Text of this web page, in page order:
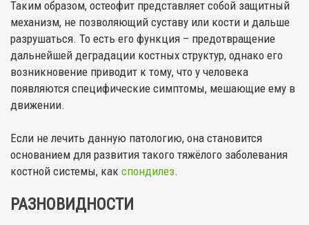
Таким образом, остеофит представляет собой защитный
механизм, не позволяющий суставу или кости и дальше
разрушаться. То есть его функция – предотвращение
дальнейшей деградации костных структур, однако его
возникновение приводит к тому, что у человека
появляются специфические симптомы, мешающие ему в
движении.
Если не лечить данную патологию, она становится
основанием для развития такого тяжёлого заболевания
костной системы, как спондилез.
РАЗНОВИДНОСТИ